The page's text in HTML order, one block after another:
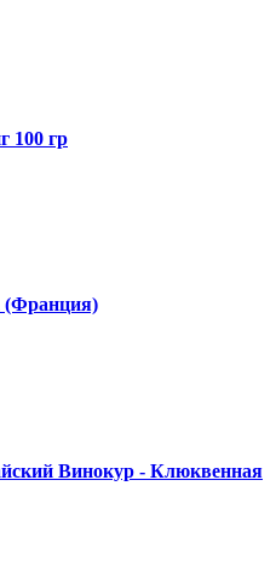
100 гр
(Франция)
Винокур - Клюквенная